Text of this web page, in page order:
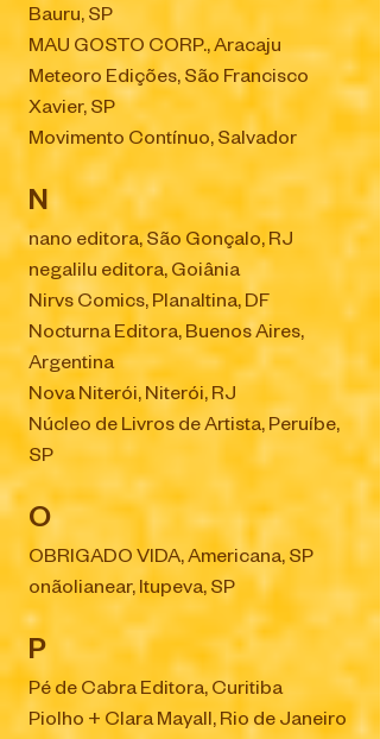
Bauru, SP
MAU GOSTO CORP., Aracaju
Meteoro Edições, São Francisco
Xavier, SP
Movimento Contínuo, Salvador
N
nano editora, São Gonçalo, RJ
negalilu editora, Goiânia
Nirvs Comics, Planaltina, DF
Nocturna Editora, Buenos Aires,
Argentina
Nova Niterói, Niterói, RJ
Núcleo de Livros de Artista, Peruíbe,
SP
O
OBRIGADO VIDA, Americana, SP
onãolianear, Itupeva, SP
P
Pé de Cabra Editora, Curitiba
Piolho + Clara Mayall, Rio de Janeiro